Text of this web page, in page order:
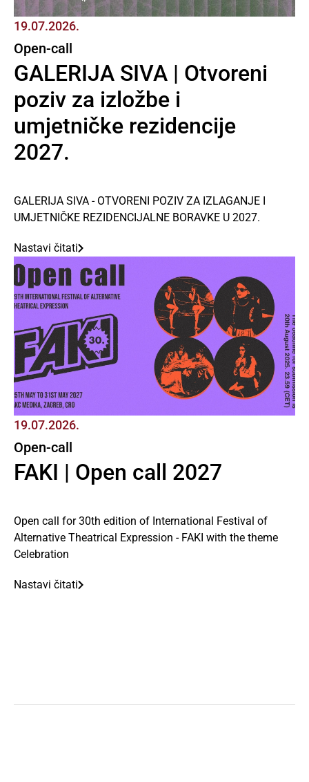
19.07.2026.
Open-call
GALERIJA SIVA | Otvoreni
poziv za izložbe i
umjetničke rezidencije
2027.
GALERIJA SIVA - OTVORENI POZIV ZA IZLAGANJE I
UMJETNIČKE REZIDENCIJALNE BORAVKE U 2027.
Nastavi čitati
19.07.2026.
Open-call
FAKI | Open call 2027
Open call for 30th edition of International Festival of
Alternative Theatrical Expression - FAKI with the theme
Celebration
Nastavi čitati